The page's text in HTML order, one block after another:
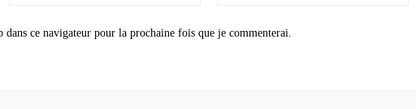
ce navigateur pour la prochaine fois que je commenterai.